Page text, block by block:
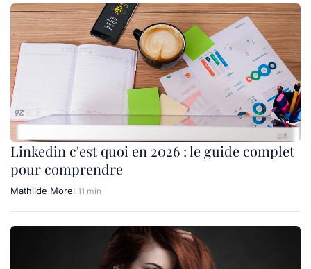
Linkedin c'est quoi en 2026 : le guide complet
pour comprendre
Mathilde Morel 11 min